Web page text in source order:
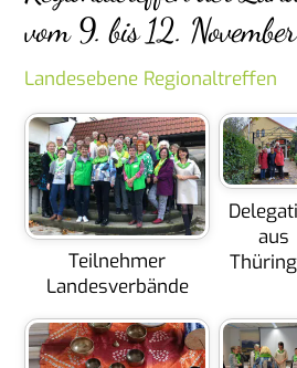
vom 9. bis 12.
Landesebene Regionaltreffen
Teilnehmer
Landesverbände
aus